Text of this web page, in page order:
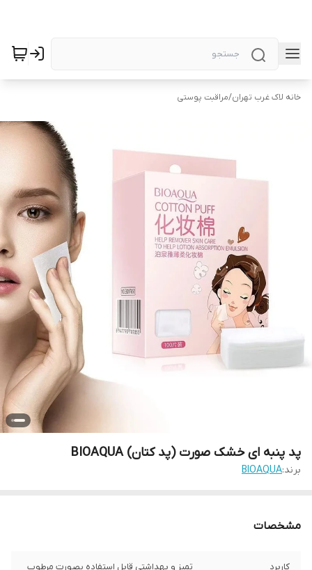
خانه لاک غرب تهران/مراقبت پوستی
پد پنبه ای خشک صورت (پد کتان) BIOAQUA
برند:BIOAQUA
مشخصات
کاربرد
تمیز و بهداشتی قابل استفاده بصورت مرطوب